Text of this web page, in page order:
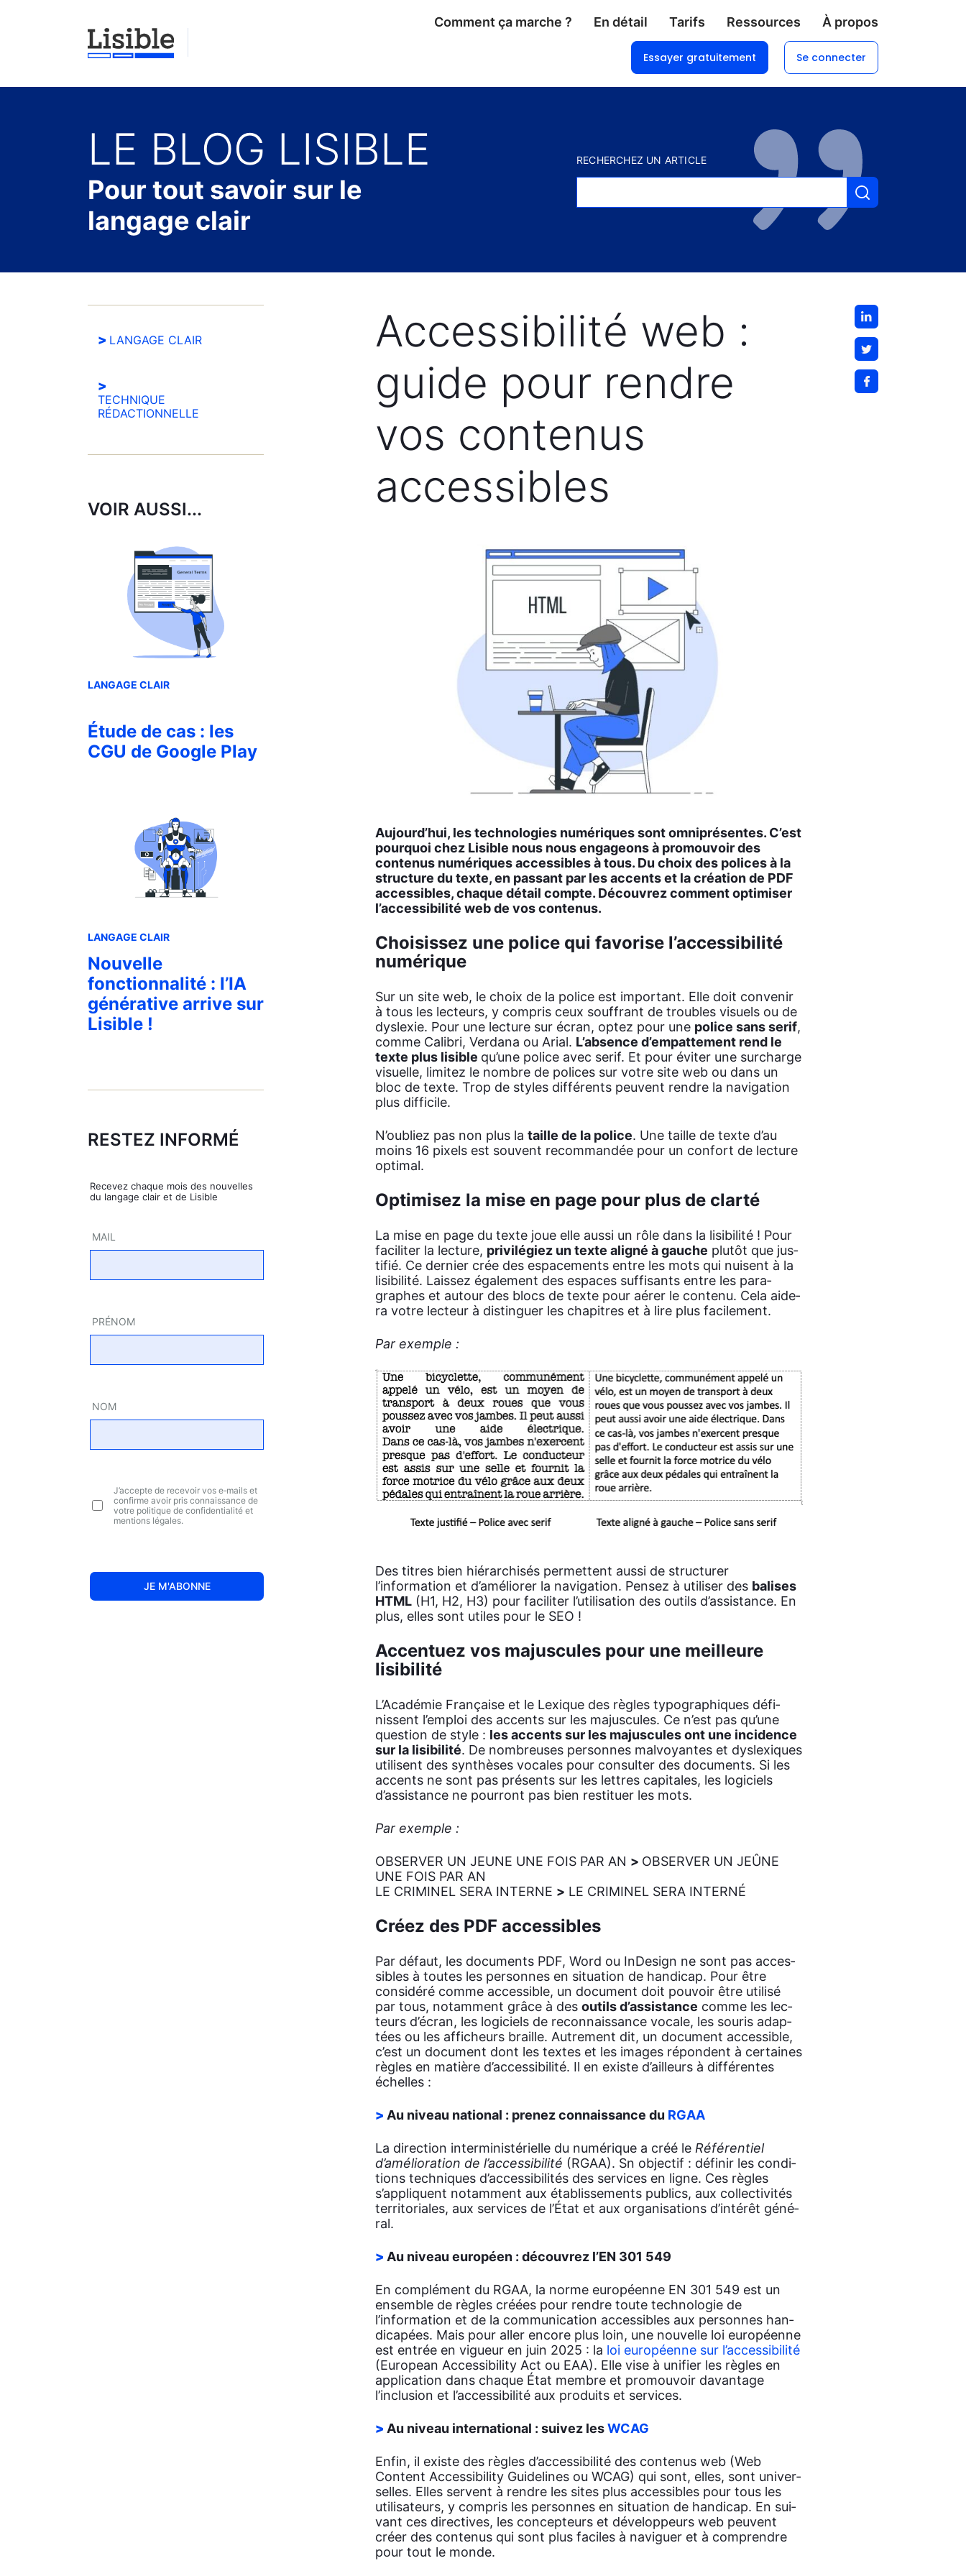
Comment ça marche ? En détail Tarifs Ressources À propos
Essayer gratuitement Se connecter
LE BLOG LISIBLE
Pour tout savoir sur le
langage clair
RECHERCHEZ UN ARTICLE
LANGAGE CLAIR
TECHNIQUE
RÉDACTIONNELLE
VOIR AUSSI...
LANGAGE CLAIR
Étude de cas : les
CGU de Google Play
LANGAGE CLAIR
Nouvelle
fonctionnalité : l’IA
générative arrive sur
Lisible !
RESTEZ INFORMÉ
Rece­vez chaque mois des nou­velles
du lan­gage clair et de Lisible
MAIL
PRÉ­NOM
NOM
J’ac­cepte de rece­voir vos e‑mails et
confirme avoir pris connais­sance de
votre poli­tique de confi­den­tia­li­té et
men­tions légales.
Accessibilité web :
guide pour rendre
vos contenus
accessibles
Aujourd’­hui, les tech­no­lo­gies numé­riques sont omni­pré­sentes. C’est
pour­quoi chez Lisible nous nous enga­geons à pro­mou­voir des
conte­nus numé­riques acces­sibles à tous. Du choix des polices à la
struc­ture du texte, en pas­sant par les accents et la créa­tion de PDF
acces­sibles, chaque détail compte. Décou­vrez com­ment opti­mi­ser
l’accessibilité web de vos conte­nus.
Choisissez une police qui favorise l’accessibilité
numérique
Sur un site web, le choix de la police est impor­tant. Elle doit conve­nir
à tous les lec­teurs, y com­pris ceux souf­frant de troubles visuels ou de
dys­lexie. Pour une lec­ture sur écran, optez pour une police sans serif,
comme Cali­bri, Ver­da­na ou Arial. L’absence d’empattement rend le
texte plus lisible qu’une police avec serif. Et pour évi­ter une sur­charge
visuelle, limi­tez le nombre de polices sur votre site web ou dans un
bloc de texte. Trop de styles dif­fé­rents peuvent rendre la navi­ga­tion
plus dif­fi­cile.
N’ou­bliez pas non plus la taille de la police. Une taille de texte d’au
moins 16 pixels est sou­vent recom­man­dée pour un confort de lec­ture
opti­mal.
Optimisez la mise en page pour plus de clarté
La mise en page du texte joue elle aus­si un rôle dans la lisi­bi­li­té ! Pour
faci­li­ter la lec­ture, pri­vi­lé­giez un texte ali­gné à gauche plu­tôt que jus­
ti­fié. Ce der­nier crée des espa­ce­ments entre les mots qui nuisent à la
lisi­bi­li­té. Lais­sez éga­le­ment des espaces suf­fi­sants entre les para­
graphes et autour des blocs de texte pour aérer le conte­nu. Cela aide­
ra votre lec­teur à dis­tin­guer les cha­pitres et à lire plus faci­le­ment.
Par exemple :
Des titres bien hié­rar­chi­sés per­mettent aus­si de struc­tu­rer
l’information et d’améliorer la navi­ga­tion. Pen­sez à uti­li­ser des balises
HTML (H1, H2, H3) pour faci­li­ter l’utilisation des outils d’assistance. En
plus, elles sont utiles pour le SEO !
Accentuez vos majuscules pour une meilleure
lisibilité
L’Académie Fran­çaise et le Lexique des règles typo­gra­phiques défi­
nissent l’emploi des accents sur les majus­cules. Ce n’est pas qu’une
ques­tion de style : les accents sur les majus­cules ont une inci­dence
sur la lisi­bi­li­té. De nom­breuses per­sonnes mal­voyantes et dys­lexiques
uti­lisent des syn­thèses vocales pour consul­ter des docu­ments. Si les
accents ne sont pas pré­sents sur les lettres capi­tales, les logi­ciels
d’as­sis­tance ne pour­ront pas bien res­ti­tuer les mots.
Par exemple :
OBSERVER UN JEUNE UNE FOIS PAR AN > OBSERVER UN JEÛNE
UNE FOIS PAR AN
LE CRIMINEL SERA INTERNE > LE CRIMINEL SERA INTERNÉ
Créez des PDF accessibles
Par défaut, les docu­ments PDF, Word ou InDe­si­gn ne sont pas acces­
sibles à toutes les per­sonnes en situa­tion de han­di­cap. Pour être
consi­dé­ré comme acces­sible, un docu­ment doit pou­voir être uti­li­sé
par tous, notam­ment grâce à des outils d’assistance comme les lec­
teurs d’écran, les logi­ciels de recon­nais­sance vocale, les sou­ris adap­
tées ou les affi­cheurs braille. Autre­ment dit, un docu­ment acces­sible,
c’est un docu­ment dont les textes et les images répondent à cer­taines
règles en matière d’accessibilité. Il en existe d’ailleurs à dif­fé­rentes
échelles :
Au niveau natio­nal : pre­nez connais­sance du RGAA
La direc­tion inter­mi­nis­té­rielle du numé­rique a créé le Réfé­ren­tiel
d’amélioration de l’ac­ces­si­bi­li­té (RGAA). Sn objec­tif : défi­nir les condi­
tions tech­niques d’accessibilités des ser­vices en ligne. Ces règles
s’appliquent notam­ment aux éta­blis­se­ments publics, aux col­lec­ti­vi­tés
ter­ri­to­riales, aux ser­vices de l’État et aux orga­ni­sa­tions d’intérêt géné­
ral.
Au niveau euro­péen : décou­vrez l’EN 301 549
En com­plé­ment du RGAA, la norme euro­péenne EN 301 549 est un
ensemble de règles créées pour rendre toute tech­no­lo­gie de
l’information et de la com­mu­ni­ca­tion acces­sibles aux per­sonnes han­
di­ca­pées. Mais pour aller encore plus loin, une nou­velle loi euro­péenne
est entrée en vigueur en juin 2025 : la loi euro­péenne sur l’accessibilité
(Euro­pean Acces­si­bi­li­ty Act ou EAA). Elle vise à uni­fier les règles en
appli­ca­tion dans chaque État membre et pro­mou­voir davan­tage
l’inclusion et l’accessibilité aux pro­duits et ser­vices.
Au niveau inter­na­tio­nal : sui­vez lesWCAG
Enfin, il existe des règles d’ac­ces­si­bi­li­té des conte­nus web (Web
Content Acces­si­bi­li­ty Gui­de­lines ou WCAG) qui sont, elles, sont uni­ver­
selles. Elles servent à rendre les sites plus acces­sibles pour tous les
uti­li­sa­teurs, y com­pris les per­sonnes en situa­tion de han­di­cap. En sui­
vant ces direc­tives, les concep­teurs et déve­lop­peurs web peuvent
créer des conte­nus qui sont plus faciles à navi­guer et à com­prendre
pour tout le monde.